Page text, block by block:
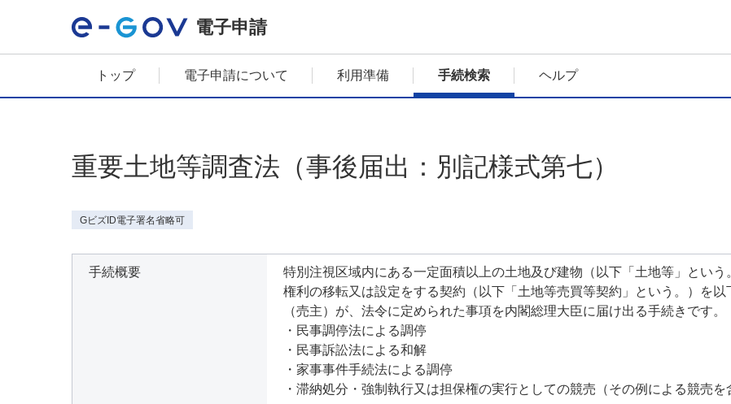
電子申請
トップ 電子申請について 利用準備 手続検索 ヘルプ
重要土地等調査法（事後届出：別記様式第七）
GビズID電子署名省略可
手続概要
特別注視区域内にある一定面積以上の土地及び建物（以下「土地等」とい
権利の移転又は設定をする契約（以下「土地等売買等契約」という。）を
（売主）が、法令に定められた事項を内閣総理大臣に届け出る手続きです。
・民事調停法による調停
・民事訴訟法による和解
・家事事件手続法による調停
・滞納処分・強制執行又は担保権の実行としての競売（その例による競売を